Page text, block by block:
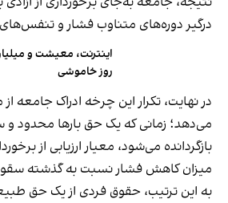
درگیر دوره‌های متناوب فشار و
روز خاموشی
در نهایت، تکرار این چرخه ادراک جامعه از
می‌دهد؛ زمانی که یک حق بارها محدود
بازگردانده می‌شود، معیار ارزیابی از
میزان کاهش فشار نسبت به گذشته
به این ترتیب، حقوق فردی از یک حق